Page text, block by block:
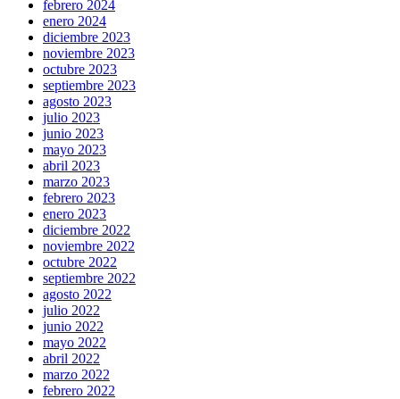
febrero 2024
enero 2024
diciembre 2023
noviembre 2023
octubre 2023
septiembre 2023
agosto 2023
julio 2023
junio 2023
mayo 2023
abril 2023
marzo 2023
febrero 2023
enero 2023
diciembre 2022
noviembre 2022
octubre 2022
septiembre 2022
agosto 2022
julio 2022
junio 2022
mayo 2022
abril 2022
marzo 2022
febrero 2022